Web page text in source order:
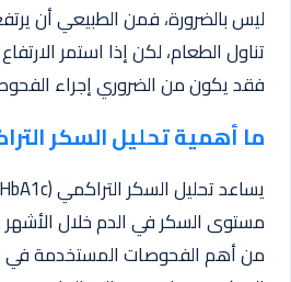
ليس بالضرورة، فمن الطبيعي أن
تناول الطعام، لكن إذا استمر
فقد يكون من الضروري إجراء
ما أهمية تحليل السكر
مستوى السكر في الدم خلال الأشهر
من أهم الفحوصات المستخدمة